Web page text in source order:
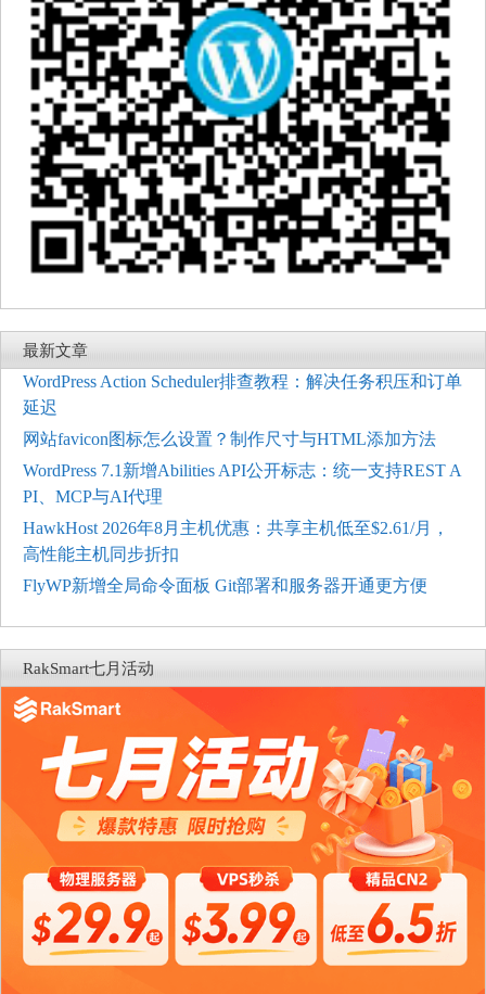
最新文章
WordPress Action Scheduler排查教程：解决任务积压和订单
延迟
网站favicon图标怎么设置？制作尺寸与HTML添加方法
WordPress 7.1新增Abilities API公开标志：统一支持REST A
PI、MCP与AI代理
HawkHost 2026年8月主机优惠：共享主机低至$2.61/月，
高性能主机同步折扣
FlyWP新增全局命令面板 Git部署和服务器开通更方便
RakSmart七月活动